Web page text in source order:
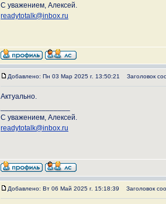
С уважением, Алексей.
readytotalk@inbox.ru
Добавлено: Пн 03 Мар 2025 г. 13:50:21 Заголовок
Актуально.
С уважением, Алексей.
readytotalk@inbox.ru
Добавлено: Вт 06 Май 2025 г. 15:18:39 Заголовок